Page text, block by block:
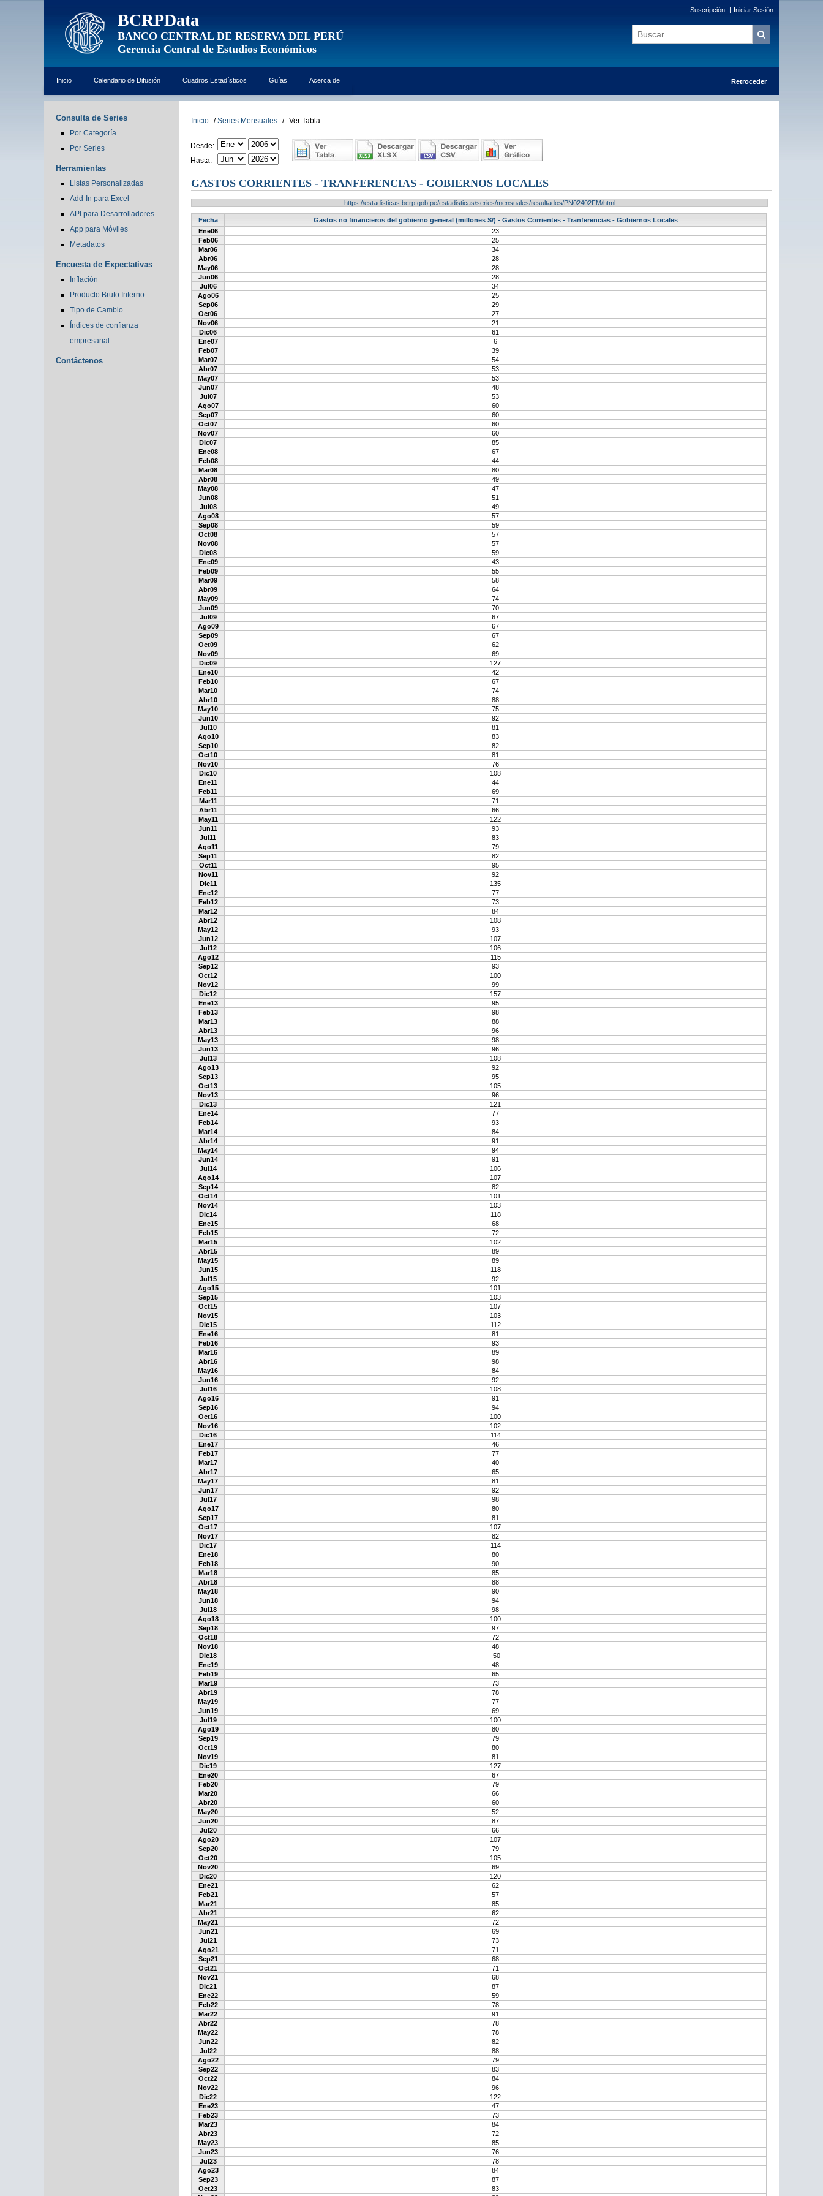
BCRPData
BANCO CENTRAL DE RESERVA DEL PERÚ
Gerencia Central de Estudios Económicos
Suscripción | Iniciar Sesión
Inicio Calendario de Difusión Cuadros Estadísticos Guías Acerca de Retroceder
Consulta de Series
Por Categoría
Por Series
Herramientas
Listas Personalizadas
Add-In para Excel
API para Desarrolladores
App para Móviles
Metadatos
Encuesta de Expectativas
Inflación
Producto Bruto Interno
Tipo de Cambio
Índices de confianza
empresarial
Contáctenos
Inicio / Series Mensuales / Ver Tabla
Desde:
Hasta:
GASTOS CORRIENTES - TRANFERENCIAS - GOBIERNOS LOCALES
https://estadisticas.bcrp.gob.pe/estadisticas/series/mensuales/resultados/PN02402FM/html
Fecha
Gastos no financieros del gobierno general (millones S/) - Gastos Corrientes - Tranferencias - Gobiernos Locales
Ene06
23
Feb06
25
Mar06
34
Abr06
28
May06
28
Jun06
28
Jul06
34
Ago06
25
Sep06
29
Oct06
27
Nov06
21
Dic06
61
Ene07
6
Feb07
39
Mar07
54
Abr07
53
May07
53
Jun07
48
Jul07
53
Ago07
60
Sep07
60
Oct07
60
Nov07
60
Dic07
85
Ene08
67
Feb08
44
Mar08
80
Abr08
49
May08
47
Jun08
51
Jul08
49
Ago08
57
Sep08
59
Oct08
57
Nov08
57
Dic08
59
Ene09
43
Feb09
55
Mar09
58
Abr09
64
May09
74
Jun09
70
Jul09
67
Ago09
67
Sep09
67
Oct09
62
Nov09
69
Dic09
127
Ene10
42
Feb10
67
Mar10
74
Abr10
88
May10
75
Jun10
92
Jul10
81
Ago10
83
Sep10
82
Oct10
81
Nov10
76
Dic10
108
Ene11
44
Feb11
69
Mar11
71
Abr11
66
May11
122
Jun11
93
Jul11
83
Ago11
79
Sep11
82
Oct11
95
Nov11
92
Dic11
135
Ene12
77
Feb12
73
Mar12
84
Abr12
108
May12
93
Jun12
107
Jul12
106
Ago12
115
Sep12
93
Oct12
100
Nov12
99
Dic12
157
Ene13
95
Feb13
98
Mar13
88
Abr13
96
May13
98
Jun13
96
Jul13
108
Ago13
92
Sep13
95
Oct13
105
Nov13
96
Dic13
121
Ene14
77
Feb14
93
Mar14
84
Abr14
91
May14
94
Jun14
91
Jul14
106
Ago14
107
Sep14
82
Oct14
101
Nov14
103
Dic14
118
Ene15
68
Feb15
72
Mar15
102
Abr15
89
May15
89
Jun15
118
Jul15
92
Ago15
101
Sep15
103
Oct15
107
Nov15
103
Dic15
112
Ene16
81
Feb16
93
Mar16
89
Abr16
98
May16
84
Jun16
92
Jul16
108
Ago16
91
Sep16
94
Oct16
100
Nov16
102
Dic16
114
Ene17
46
Feb17
77
Mar17
40
Abr17
65
May17
81
Jun17
92
Jul17
98
Ago17
80
Sep17
81
Oct17
107
Nov17
82
Dic17
114
Ene18
80
Feb18
90
Mar18
85
Abr18
88
May18
90
Jun18
94
Jul18
98
Ago18
100
Sep18
97
Oct18
72
Nov18
48
Dic18
-50
Ene19
48
Feb19
65
Mar19
73
Abr19
78
May19
77
Jun19
69
Jul19
100
Ago19
80
Sep19
79
Oct19
80
Nov19
81
Dic19
127
Ene20
67
Feb20
79
Mar20
66
Abr20
60
May20
52
Jun20
87
Jul20
66
Ago20
107
Sep20
79
Oct20
105
Nov20
69
Dic20
120
Ene21
62
Feb21
57
Mar21
85
Abr21
62
May21
72
Jun21
69
Jul21
73
Ago21
71
Sep21
68
Oct21
71
Nov21
68
Dic21
87
Ene22
59
Feb22
78
Mar22
91
Abr22
78
May22
78
Jun22
82
Jul22
88
Ago22
79
Sep22
83
Oct22
84
Nov22
96
Dic22
122
Ene23
47
Feb23
73
Mar23
84
Abr23
72
May23
85
Jun23
76
Jul23
78
Ago23
84
Sep23
87
Oct23
83